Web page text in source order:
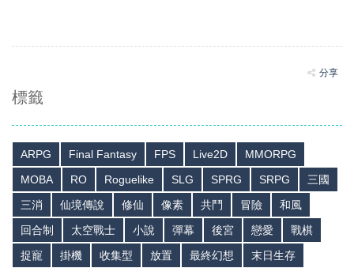
分享
標籤
ARPG Final Fantasy FPS Live2D
MMORPG
MOBA
RO Roguelike SLG SPRG SRPG
三國
三消
仙境傳說 修仙 像素 共鬥 冒險
和風
回合制
太空戰士 小說 彈幕 後宮 戀愛
戰棋
捉寵
掛機 收集型 放置 最終幻想
末日生存